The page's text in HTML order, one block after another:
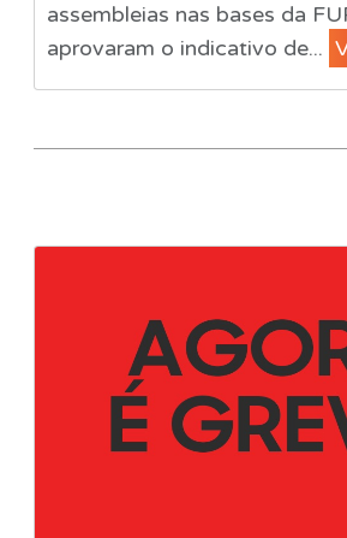
assembleias nas bases da
aprovaram o indicativo de...